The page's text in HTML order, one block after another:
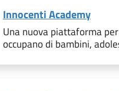
Innocenti Academy
Una nuova piattaforma
occupano di bambini,